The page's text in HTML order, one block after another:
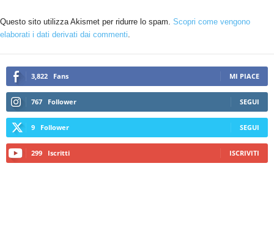
Questo sito utilizza Akismet per ridurre lo spam. Scopri come vengono
elaborati i dati derivati dai commenti
3,822 Fans MI PIACE
767 Follower SEGUI
9 Follower SEGUI
299 Iscritti ISCRIVITI